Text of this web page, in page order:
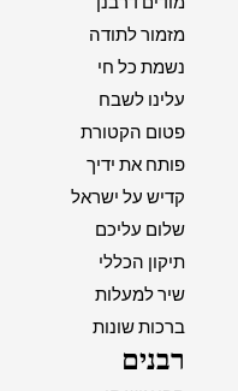
מזמור לתודה
נשמת כל חי
עלינו לשבח
פטום הקטורת
פותח את ידיך
קדיש על ישראל
שלום עליכם
תיקון הכללי
שיר למעלות
ברכות שונות
רבנים